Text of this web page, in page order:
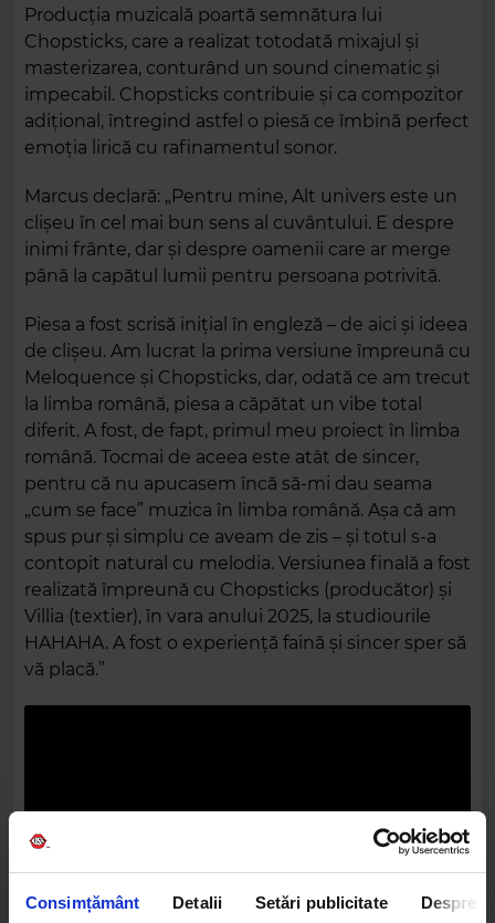
Consimțământ Detalii Setări publicitate Despre
Producția muzicală poartă semnătura lui
Chopsticks, care a realizat totodată mixajul și
masterizarea, conturând un sound cinematic și
impecabil. Chopsticks contribuie și ca compozitor
adițional, întregind astfel o piesă ce îmbină perfect
emoția lirică cu rafinamentul sonor.
Marcus declară: „Pentru mine, Alt univers este un
clișeu în cel mai bun sens al cuvântului. E despre
inimi frânte, dar și despre oamenii care ar merge
până la capătul lumii pentru persoana potrivită.
Piesa a fost scrisă inițial în engleză – de aici și ideea
de clișeu. Am lucrat la prima versiune împreună cu
Meloquence și Chopsticks, dar, odată ce am trecut
la limba română, piesa a căpătat un vibe total
diferit. A fost, de fapt, primul meu proiect în limba
română. Tocmai de aceea este atât de sincer,
pentru că nu apucasem încă să-mi dau seama
„cum se face” muzica în limba română. Așa că am
spus pur și simplu ce aveam de zis – și totul s-a
contopit natural cu melodia. Versiunea finală a fost
realizată împreună cu Chopsticks (producător) și
Villia (textier), în vara anului 2025, la studiourile
HAHAHA. A fost o experiență faină și sincer sper să
vă placă.”
MARCUS, pe numele real Marcus Mureșan, este